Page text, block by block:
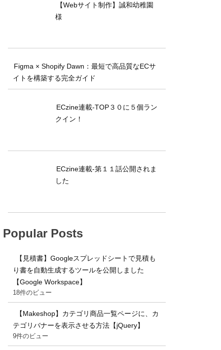
【Webサイト制作】誠和幼稚園
様
Figma × Shopify Dawn：最短で高品質なECサ
イトを構築する完全ガイド
ECzine連載-TOP３０に５個ラン
クイン！
ECzine連載-第１１話公開されま
した
Popular Posts
【見積書】Googleスプレッドシートで見積も
り書を自動生成するツールを公開しました
【Google Workspace】
18件のビュー
【Makeshop】カテゴリ商品一覧ページに、カ
テゴリバナーを表示させる方法【jQuery】
9件のビュー